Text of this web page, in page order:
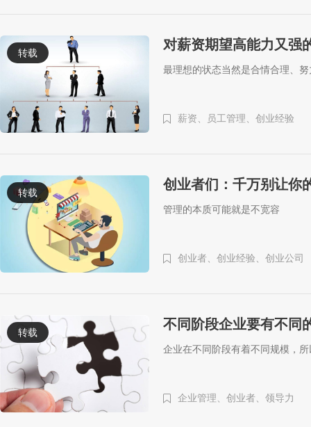
转载 对薪资期望高能力又强
最理想的状态当然是合情合理、
薪资、 员工管理、 创业经验
转载 创业者们：千万别让你
管理的本质可能就是不宽容
创业者、 创业经验、 创业公司
转载 不同阶段企业要有不同
企业在不同阶段有着不同规模，
企业管理、 创业者、 领导力